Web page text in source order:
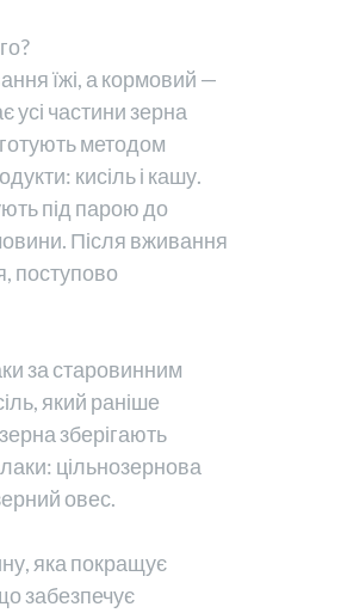
їжі, а кормовий —
усі частини зерна
методом
кисіль і кашу.
під парою до
Після вживання
поступово
за старовинним
який раніше
зберігають
цільнозернова
овес.
яка покращує
забезпечує